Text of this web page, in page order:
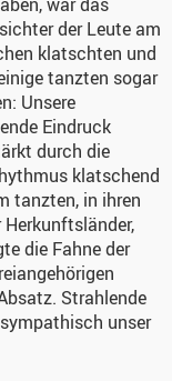
der Leute am
klatschten und
tanzten sogar
Unsere
Eindruck
durch die
klatschend
tanzten, in ihren
die Fahne der
Strahlende
unser